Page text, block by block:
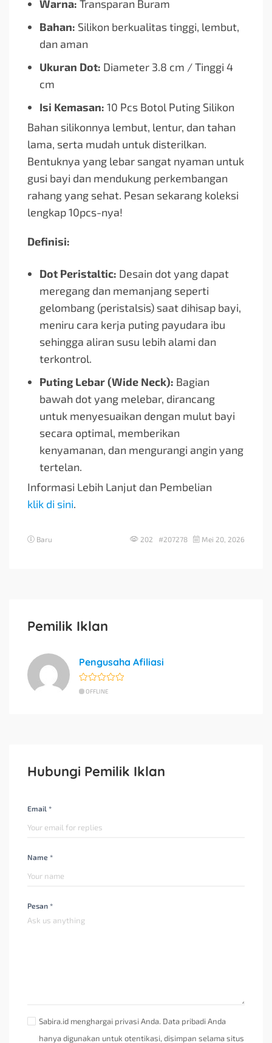
Warna: Transparan Buram
Bahan: Silikon berkualitas tinggi, lembut,
dan aman
Ukuran Dot: Diameter 3.8 cm / Tinggi 4
cm
Isi Kemasan: 10 Pcs Botol Puting Silikon
Bahan silikonnya lembut, lentur, dan tahan
lama, serta mudah untuk disterilkan.
Bentuknya yang lebar sangat nyaman untuk
gusi bayi dan mendukung perkembangan
rahang yang sehat. Pesan sekarang koleksi
lengkap 10pcs-nya!
Definisi:
Dot Peristaltic: Desain dot yang dapat
meregang dan memanjang seperti
gelombang (peristalsis) saat dihisap bayi,
meniru cara kerja puting payudara ibu
sehingga aliran susu lebih alami dan
terkontrol.
Puting Lebar (Wide Neck): Bagian
bawah dot yang melebar, dirancang
untuk menyesuaikan dengan mulut bayi
secara optimal, memberikan
kenyamanan, dan mengurangi angin yang
tertelan.
Informasi Lebih Lanjut dan Pembelian
klik di sini.
Baru 202 #207278 Mei 20, 2026
Pemilik Iklan
Pengusaha Afiliasi
OFFLINE
Hubungi Pemilik Iklan
Email *
Name *
Pesan *
Sabira.id menghargai privasi Anda. Data pribadi Anda
hanya digunakan untuk otentikasi, disimpan selama situs